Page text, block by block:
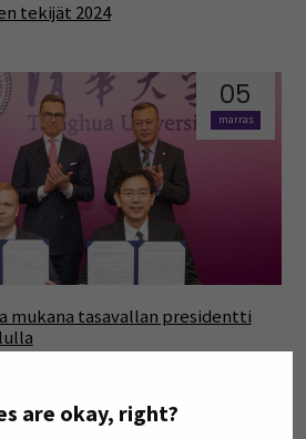
are okay, right?
tekijät 2024
05
marras
mukana tasavallan presidentti